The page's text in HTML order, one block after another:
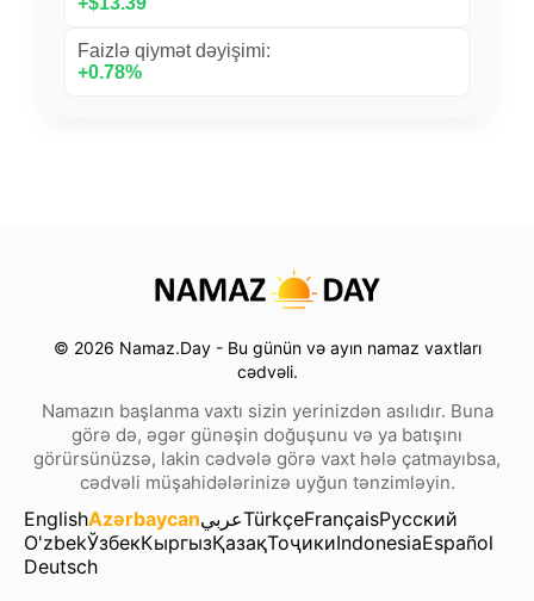
Faizlə qiymət dəyişimi:
+0.78%
© 2026 Namaz.Day - Bu günün və ayın namaz vaxtları
cədvəli.
Namazın başlanma vaxtı sizin yerinizdən asılıdır. Buna
görə də, əgər günəşin doğuşunu və ya batışını
görürsünüzsə, lakin cədvələ görə vaxt hələ çatmayıbsa,
cədvəli müşahidələrinizə uyğun tənzimləyin.
EnglishAzərbaycanعربيTürkçeFrançaisРусский
O'zbekЎзбекКыргызҚазақТоҷикиIndonesiaEspañol
Deutsch